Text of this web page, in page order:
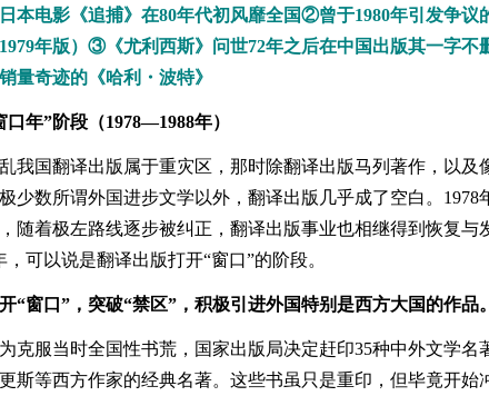
电影《追捕》在80年代初风靡全国②曾于1980年引发争议
年版）③《尤利西斯》问世72年之后在中国出版其一字不
量奇迹的《哈利・波特》
口年”阶段 （1978―1988年）
我国翻译出版属于重灾区，那时除翻译出版马列著作，以及
少数所谓外国进步文学以外，翻译出版几乎成了空白。1978
随着极左路线逐步被纠正，翻译出版事业也相继得到恢复与
，可以说是翻译出版打开“窗口”的阶段。
“窗口”，突破“禁区”，积极引进外国特别是西方大国的作品。
克服当时全国性书荒，国家出版局决定赶印35种中外文学名
斯等西方作家的经典名著。这些书虽只是重印，但毕竟开始